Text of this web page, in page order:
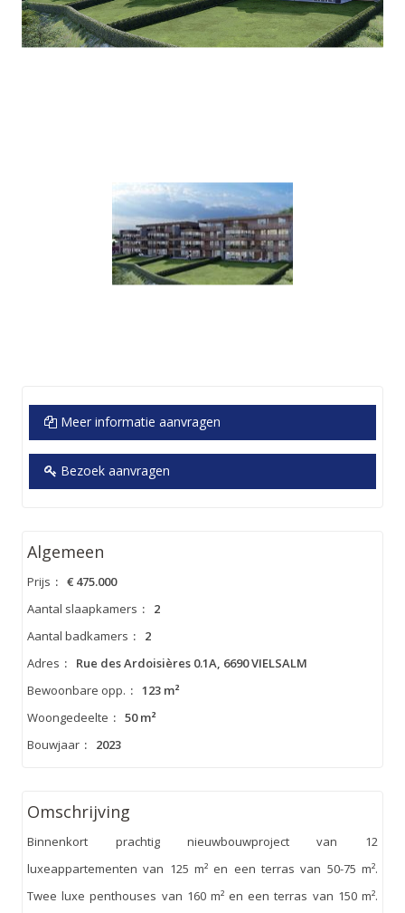
Meer informatie aanvragen
Bezoek aanvragen
Algemeen
Prijs : € 475.000
Aantal slaapkamers :
2
Aantal badkamers :
2
Adres :
Rue des Ardoisières 0.1A, 6690 VIELSALM
Bewoonbare opp. : 123 m²
Woongedeelte : 50 m²
Bouwjaar : 2023
Omschrijving
Binnenkort prachtig nieuwbouwproject van 12
luxeappartementen van 125 m² en een terras van 50-75 m².
Twee luxe penthouses van 160 m² en een terras van 150 m².